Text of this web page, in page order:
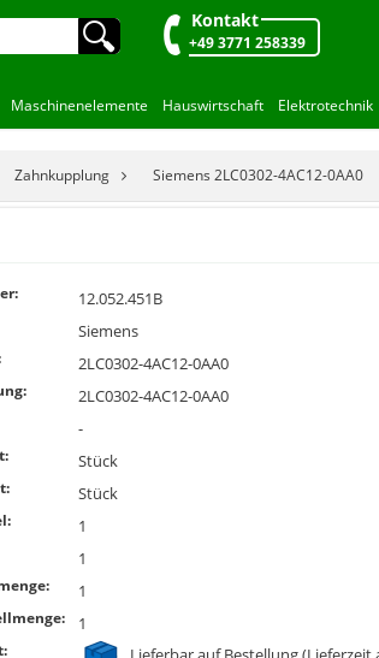
🔍︎ Kontakt
+49 3771 258339
Maschinenelemente Hauswirtschaft Elektrotechnik
Zahnkupplung Siemens 2LC0302-4AC12-0AA0
12.052.451B
Siemens
2LC0302-4AC12-0AA0
2LC0302-4AC12-0AA0
-
Stück
Stück
1
1
1
1